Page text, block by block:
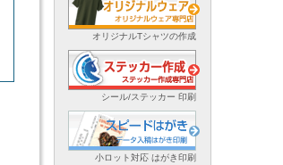
オリジナルTシャツの作成
シール/ステッカー 印刷
小ロット対応 はがき印刷